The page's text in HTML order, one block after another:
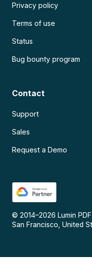
Privacy policy
Terms of use
Status
Bug bounty program
Contact
Support
Sales
Request a Demo
© 2014–2026 Lumin
San Francisco, United